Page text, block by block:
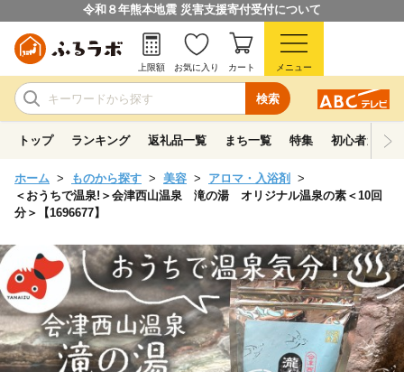
令和８年熊本地震 災害支援寄付受付について
検索
上限額 お気に入り カート メニュー
トップ ランキング 返礼品一覧 まち一覧 特集 初心者ガイド
ホーム ものから探す 美容
アロマ・入浴剤
＜おうちで温泉!＞会津西山温泉 滝の湯 オリジナル温泉の素＜10回
分＞【1696677】